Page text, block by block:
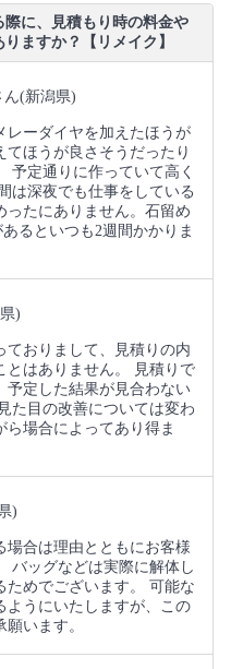
に、見積もり時の料金や
ますか？【リメイク】
ん(新潟県)
レーダイヤを加えたほうが
てほうが良さそうだったり
予定通りに作っていて高く
は深夜でも仕事をしている
ったにありません。石留め
るといつも2週間かかりま
)
ておりまして、見積りの内
とはありません。 見積りで
予定した結果が見合わない
た目の改善については変わ
場合によってあり得ま
)
場合は理由とともにお客様
バッグなどは実際に解体し
ためでございます。 可能な
ようにいたしますが、この
います。